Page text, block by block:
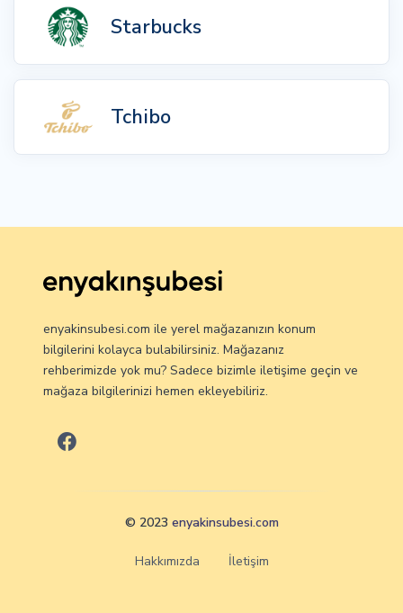
Starbucks
Tchibo
enyakinsubesi.com ile yerel mağazanızın konum
bilgilerini kolayca bulabilirsiniz. Mağazanız
rehberimizde yok mu? Sadece bizimle iletişime geçin ve
mağaza bilgilerinizi hemen ekleyebiliriz.
© 2023 enyakinsubesi.com
Hakkımızda İletişim